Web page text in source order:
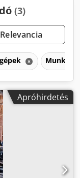
(3)
Relevancia
Apróhirdetés